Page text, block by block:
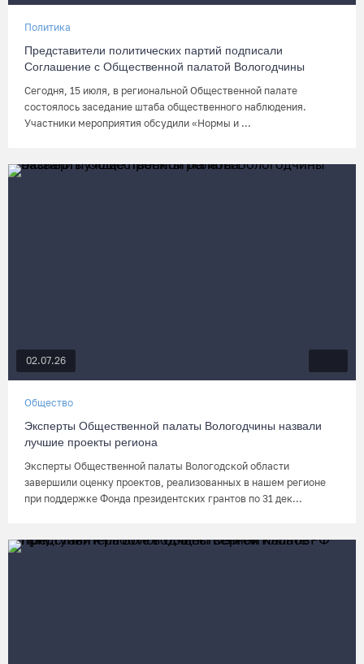
Политика
Представители политических партий подписали
Соглашение с Общественной палатой Вологодчины
Сегодня, 15 июля, в региональной Общественной палате
состоялось заседание штаба общественного наблюдения.
Участники мероприятия обсудили «Нормы и ...
02.07.26
Общество
Эксперты Общественной палаты Вологодчины назвали
лучшие проекты региона
Эксперты Общественной палаты Вологодской области
завершили оценку проектов, реализованных в нашем регионе
при поддержке Фонда президентских грантов по 31 дек...